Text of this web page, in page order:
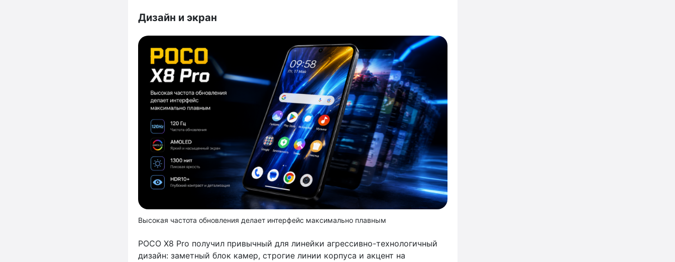
Дизайн и экран
Высокая частота обновления делает интерфейс максимально плавным
POCO X8 Pro получил привычный для линейки агрессивно-технологичный
дизайн: заметный блок камер, строгие линии корпуса и акцент на